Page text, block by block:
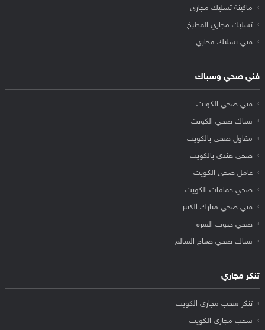
ماكينة تسليك مجاري
تسليك مجاري المطبخ
فني تسليك مجاري
فني صحي وسباك
فني صحي الكويت
سباك صحي الكويت
مقاول صحي بالكويت
صحي هندي بالكويت
عامل صحي الكويت
صحي حمامات الكويت
فني صحي مبارك الكبير
صحي جنوب السرة
سباك صحي صباح السالم
تنكر مجاري
تنكر سحب مجاري الكويت
سحب مجاري الكويت